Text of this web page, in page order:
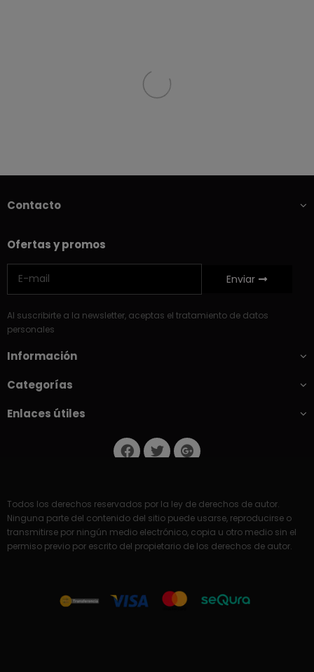
Contacto
Ofertas y promos
Enviar
Al suscribirte a la newsletter, aceptas el tratamiento de datos
personales
Información
Categorías
Enlaces útiles
Todos los derechos reservados por la ley de derechos de autor.
Ninguna parte del contenido del sitio puede usarse, reproducirse o
transmitirse por ningún medio electrónico, copia u otro medio sin el
permiso previo por escrito del propietario de los derechos de autor.